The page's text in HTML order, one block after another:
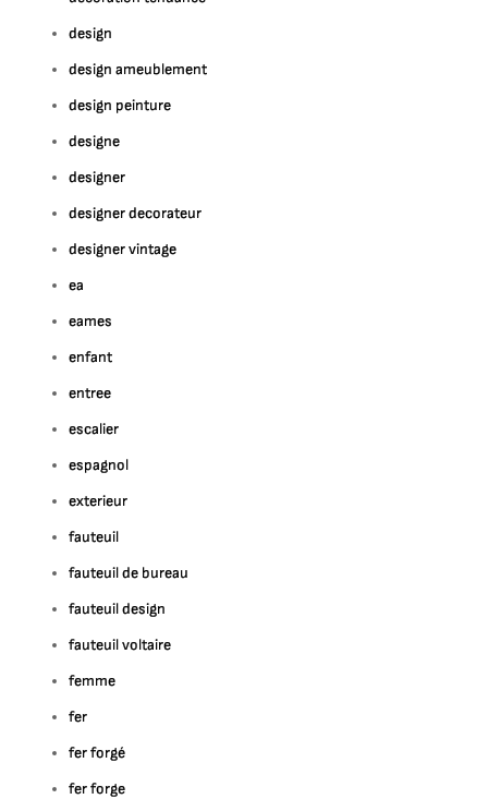
design
design ameublement
design peinture
designe
designer
designer decorateur
designer vintage
ea
eames
enfant
entree
escalier
espagnol
exterieur
fauteuil
fauteuil de bureau
fauteuil design
fauteuil voltaire
femme
fer
fer forgé
fer forge